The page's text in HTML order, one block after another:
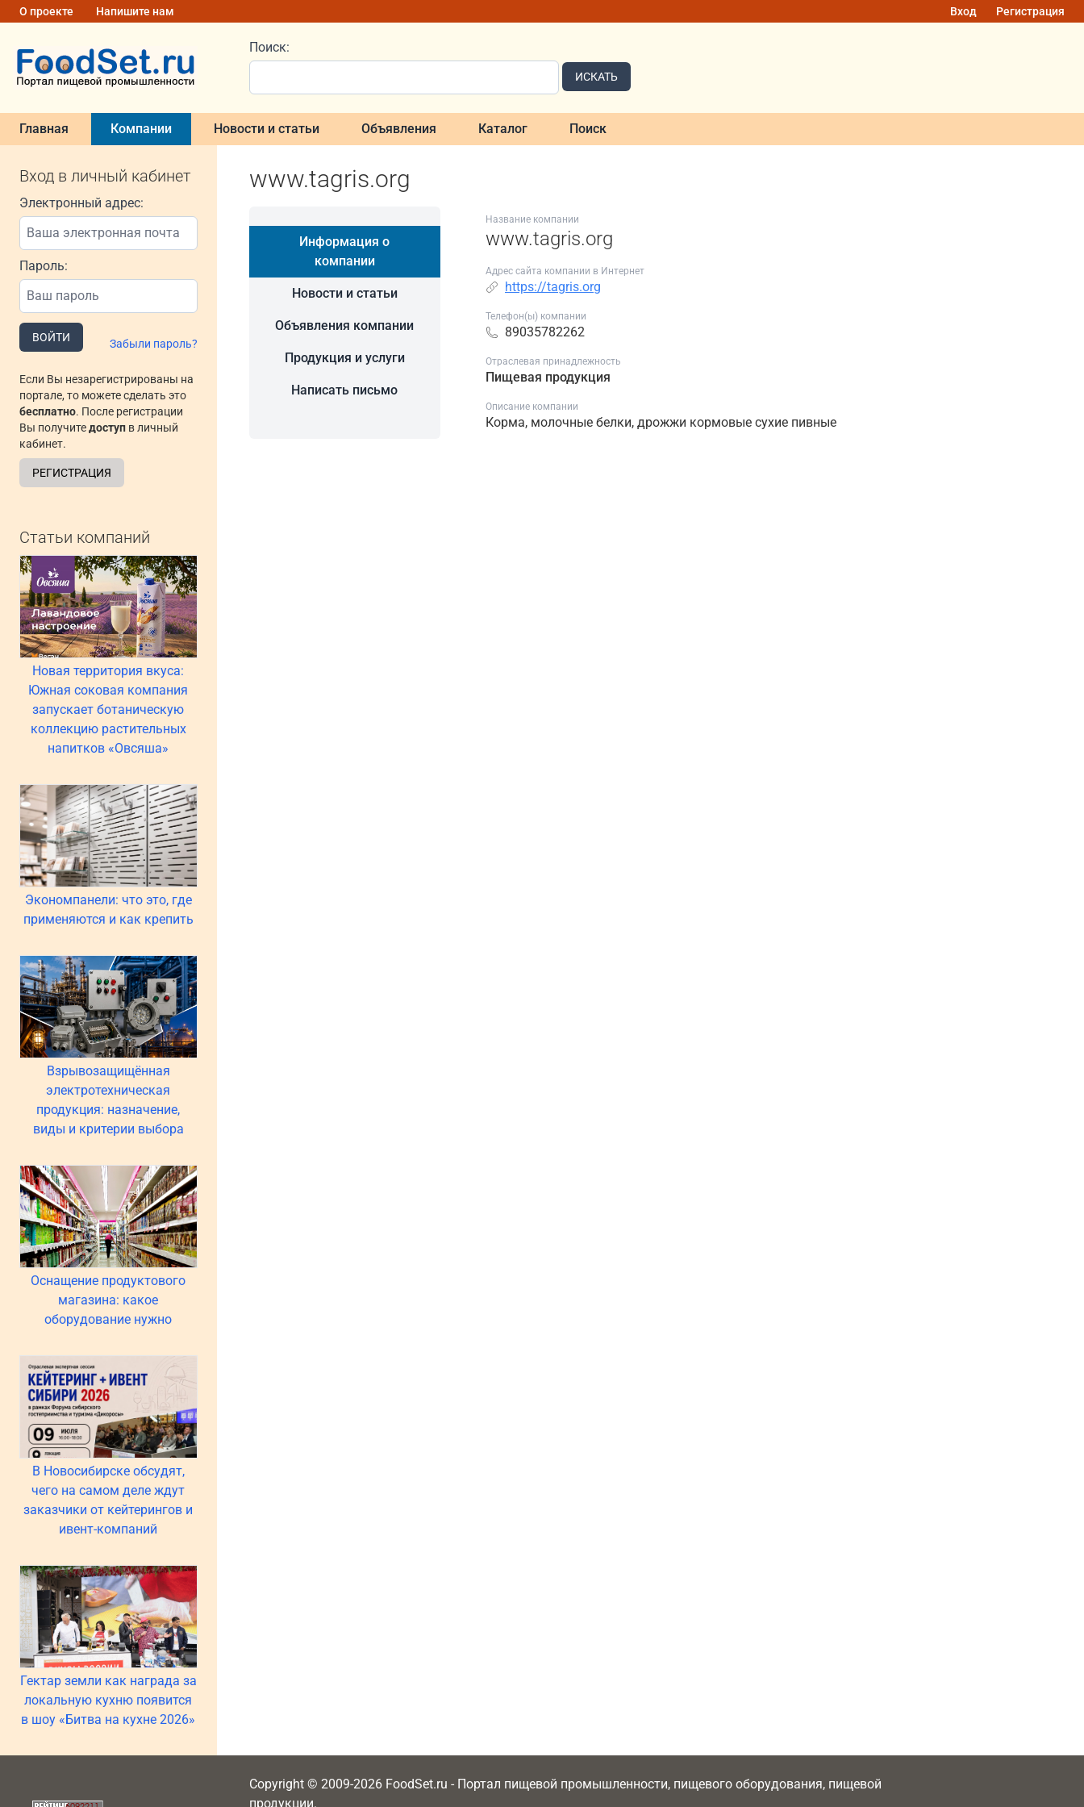
О проекте Напишите нам Вход Регистрация
Поиск:
ИСКАТЬ
Главная Компании Новости и статьи Объявления Каталог Поиск
Вход в личный кабинет
Электронный адрес:
Пароль:
ВОЙТИ Забыли пароль?
Если Вы незарегистрированы на
портале, то можете сделать это
бесплатно. После регистрации
Вы получитедоступ в личный
кабинет.
РЕГИСТРАЦИЯ
Статьи компаний
Новая территория вкуса:
Южная соковая компания
запускает ботаническую
коллекцию растительных
напитков «Овсяша»
Экономпанели: что это, где
применяются и как крепить
Взрывозащищённая
электротехническая
продукция: назначение,
виды и критерии выбора
Оснащение продуктового
магазина: какое
оборудование нужно
В Новосибирске обсудят,
чего на самом деле ждут
заказчики от кейтерингов и
ивент-компаний
Гектар земли как награда за
локальную кухню появится
в шоу «Битва на кухне 2026»
www.tagris.org
Информация о
компании
Новости и статьи
Объявления компании
Продукция и услуги
Написать письмо
Название компании
www.tagris.org
Адрес сайта компании в Интернет
https://tagris.org
Телефон(ы) компании
89035782262
Отраслевая принадлежность
Пищевая продукция
Описание компании
Корма, молочные белки, дрожжи кормовые сухие пивные
Copyright © 2009-2026 FoodSet.ru - Портал пищевой промышленности, пищевого оборудования, пищевой
продукции.